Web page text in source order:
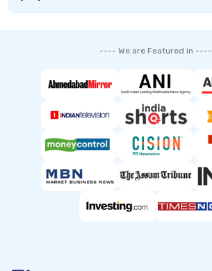
---- We are Featured in ----